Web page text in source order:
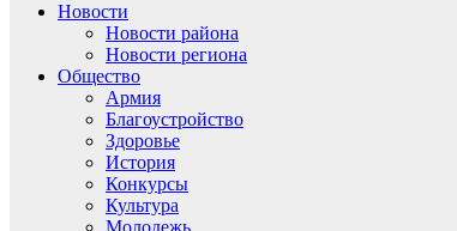
Новости
Новости района
Новости региона
Общество
Армия
Благоустройство
Здоровье
История
Конкурсы
Культура
Молодежь